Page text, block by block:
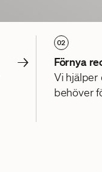
→
02
Förnya
Vi hjälper
behöver